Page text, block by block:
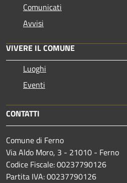
Comunicati
Avvisi
VIVERE IL COMUNE
Luoghi
Eventi
CONTATTI
Comune di Ferno
Via Aldo Moro, 3 - 21010 - Ferno
Codice Fiscale: 00237790126
Partita IVA: 00237790126